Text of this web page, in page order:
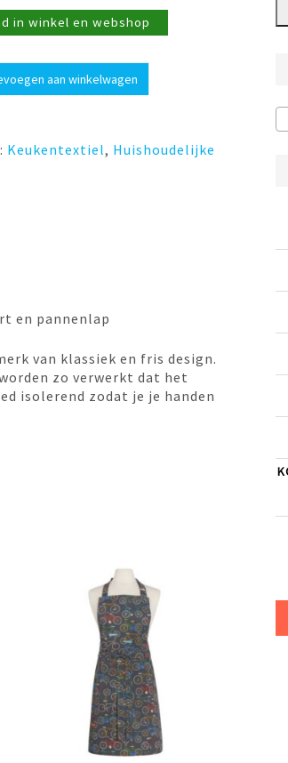
in winkel en webshop
aan winkelwagen
Keukentextiel, Huishoudelijke
en pannenlap
van klassiek en fris design.
zo verwerkt dat het
isolerend zodat je je handen